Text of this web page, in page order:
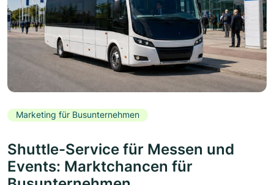
Marketing für Busunternehmen
Shuttle-Service für Messen und
Events: Marktchancen für